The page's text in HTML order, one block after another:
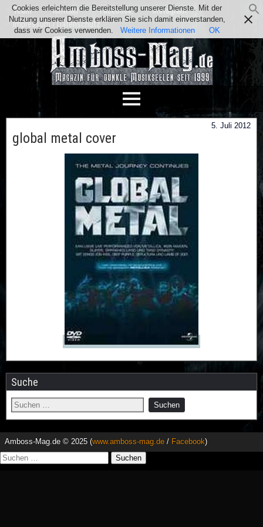
Team Kontakt Facebook
Instagram
Impressum / Datenschutz
5. Juli 2012
global metal cover
Suche
Amboss-Mag.de © 2025 (www.amboss-mag.de / Facebook)
Cookies erleichtern die Bereitstellung unserer Dienste. Mit der
Nutzung unserer Dienste erklären Sie sich damit einverstanden,
dass wir Cookies verwenden.
Weitere Informationen OK